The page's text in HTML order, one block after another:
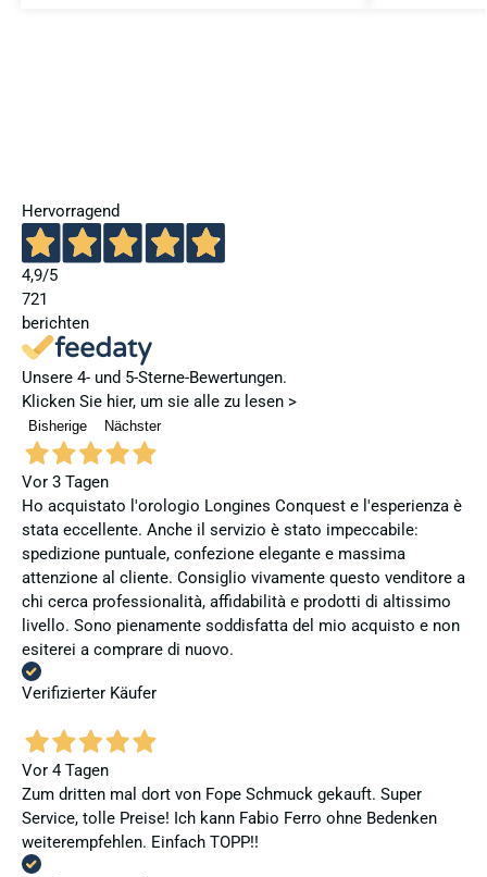
Hervorragend
4,9/5
721
berichten
Unsere 4- und 5-Sterne-Bewertungen.
Klicken Sie hier, um sie alle zu lesen >
Bisherige Nächster
Vor 3 Tagen
Ho acquistato l'orologio Longines Conquest e l'esperienza è
stata eccellente. Anche il servizio è stato impeccabile:
spedizione puntuale, confezione elegante e massima
attenzione al cliente. Consiglio vivamente questo venditore a
chi cerca professionalità, affidabilità e prodotti di altissimo
livello. Sono pienamente soddisfatta del mio acquisto e non
esiterei a comprare di nuovo.
Verifizierter Käufer
Vor 4 Tagen
Zum dritten mal dort von Fope Schmuck gekauft. Super
Service, tolle Preise! Ich kann Fabio Ferro ohne Bedenken
weiterempfehlen. Einfach TOPP!!